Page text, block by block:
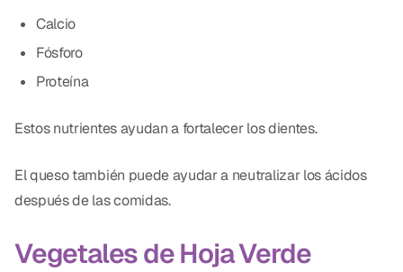
Calcio
Fósforo
Proteína
Estos nutrientes ayudan a fortalecer los dientes.
El queso también puede ayudar a neutralizar los ácidos
después de las comidas.
Vegetales de Hoja Verde